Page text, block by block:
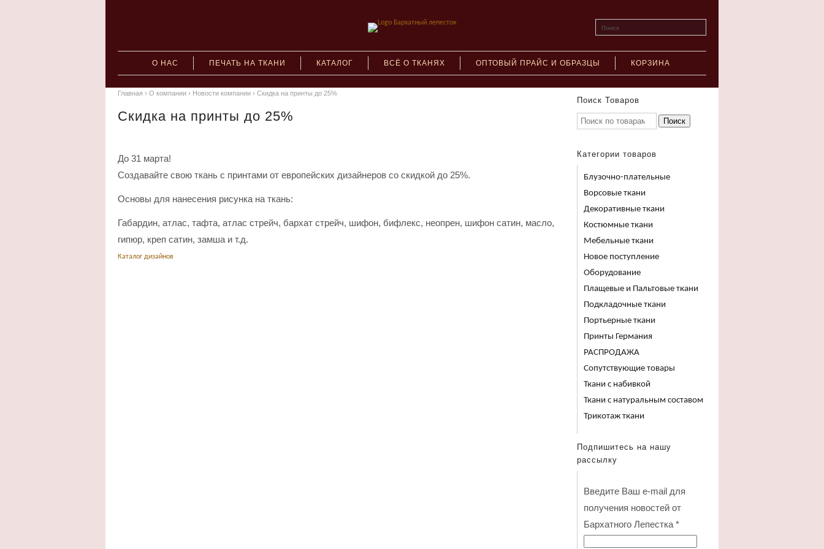
Поиск
О НАС ПЕЧАТЬ НА ТКАНИ КАТАЛОГ ВСЁ О ТКАНЯХ ОПТОВЫЙ ПРАЙС И ОБРАЗЦЫ КОРЗИНА
Главная › О компании › Новости компании › Скидка на принты до 25%
Скидка на принты до 25%
До 31 марта!
Создавайте свою ткань с принтами от европейских дизайнеров со скидкой до 25%.
Основы для нанесения рисунка на ткань:
Габардин, атлас, тафта, атлас стрейч, бархат стрейч, шифон, бифлекс, неопрен, шифон сатин, масло,
гипюр, креп сатин, замша и т.д.
Каталог дизайнов
Поиск Товаров
Поиск
Категории товаров
Блузочно-плательные
Ворсовые ткани
Декоративные ткани
Костюмные ткани
Мебельные ткани
Новое поступление
Оборудование
Плащевые и Пальтовые ткани
Подкладочные ткани
Портьерные ткани
Принты Германия
РАСПРОДАЖА
Сопутствующие товары
Ткани с набивкой
Ткани с натуральным составом
Трикотаж ткани
Подпишитесь на нашу
рассылку
Введите Ваш e-mail для
получения новостей от
Бархатного Лепестка *